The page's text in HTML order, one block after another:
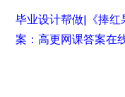
毕业设计帮做|《捧
案：高更网课答案在